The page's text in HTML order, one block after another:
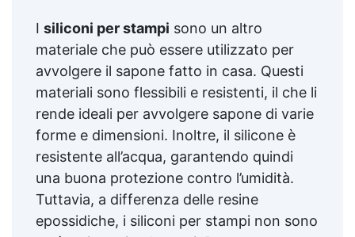
I siliconi per stampi sono un altro
materiale che può essere utilizzato per
avvolgere il sapone fatto in casa. Questi
materiali sono flessibili e resistenti, il che li
rende ideali per avvolgere sapone di varie
forme e dimensioni. Inoltre, il silicone è
resistente all’acqua, garantendo quindi
una buona protezione contro l’umidità.
Tuttavia, a differenza delle resine
epossidiche, i siliconi per stampi non sono